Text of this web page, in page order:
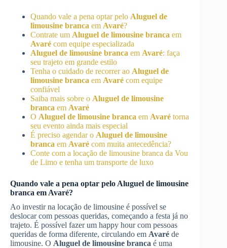
Quando vale a pena optar pelo Aluguel de
limousine branca em Avaré?
Contrate um Aluguel de limousine branca em
Avaré com equipe especializada
Aluguel de limousine branca em Avaré: faça
seu trajeto em grande estilo
Tenha o cuidado de recorrer ao Aluguel de
limousine branca em Avaré com equipe
confiável
Saiba mais sobre o Aluguel de limousine
branca em Avaré
O Aluguel de limousine branca em Avaré torna
seu evento ainda mais especial
É preciso agendar o Aluguel de limousine
branca em Avaré com muita antecedência?
Conte com a locação de limousine branca da Vou
de Limo e tenha um transporte de luxo
Quando vale a pena optar pelo Aluguel de limousine
branca em Avaré?
Ao investir na locação de limousine é possível se
deslocar com pessoas queridas, começando a festa já no
trajeto. É possível fazer um happy hour com pessoas
queridas de forma diferente, circulando em Avaré de
limousine. O Aluguel de limousine branca é uma